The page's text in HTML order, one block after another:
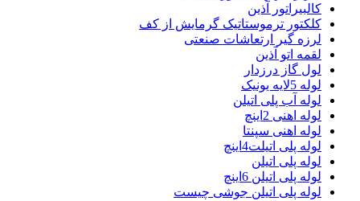
کالبیراتور آذین
کلکتور ترموستاتیک گرمایش از کف
لرزه گیر ارتعاشات صنعتی
لقمه اتو آذین
لول گاز درزدار
لوله 5لایه یونیک
لوله آب پلی اتیلن
لوله اهنی 2اینچ
لوله اهنی سپنتا
لوله پلی اتیلت4اینچ
لوله پلی اتیلن
لوله پلی اتیلن 6اینچ
لوله پلی اتیلن جوشی چیست